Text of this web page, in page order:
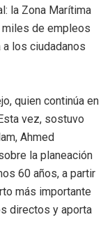
la Zona Marítima
miles de empleos
los ciudadanos
quien continúa en
vez, sostuvo
Ahmed
la planeación
60 años, a partir
más importante
directos y aporta